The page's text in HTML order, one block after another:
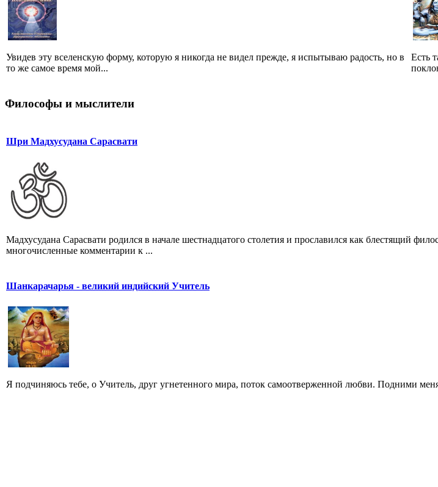
Увидев эту вселенскую форму, которую я никогда не видел прежде, я испытываю радость, но в
то же самое время мой...
Есть
Философы и мыслители
Шри Мадхусудана Сарасвати
Мадхусудана Сарасвати родился в начале шестнадцатого столетия и прославился как блестящий
многочисленные комментарии к ...
Шанкарачарья - великий индийский Учитель
Я подчиняюсь тебе, о Учитель, друг угнетенного мира, поток самоотверженной любви. Подними